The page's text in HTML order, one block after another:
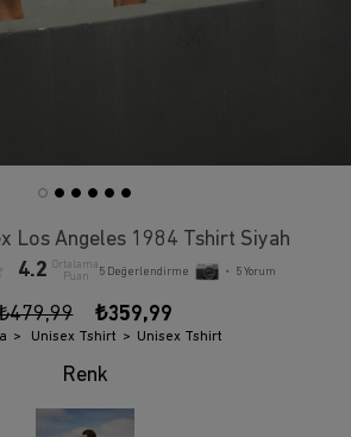
Los Angeles 1984 Tshirt Siyah
4.2 Ortalama
Puan
5 Değerlendirme • 5Yorum
₺359,99
Unisex Tshirt Unisex Tshirt